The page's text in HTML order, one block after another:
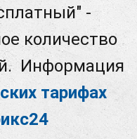
-
количество
Информация
тарифах